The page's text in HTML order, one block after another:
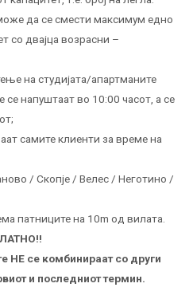
да се смести максимум едно
со двајца возрасни –
на студијата/апартманите
се напуштаат во 10:00 часот, а се
самите клиенти за време на
/ Скопје / Велес / Неготино /
патниците на 10m од вилата.
НЕ се комбинираат со други
и последниот термин.